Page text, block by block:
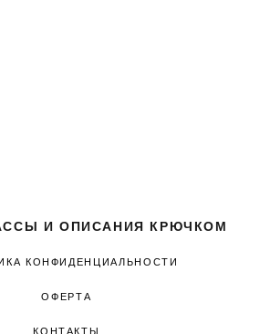
И ОПИСАНИЯ КРЮЧКОМ
КОНФИДЕНЦИАЛЬНОСТИ
ОФЕРТА
КОНТАКТЫ